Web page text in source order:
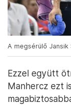
A megsérülő Jansik
Ezzel együtt
Manhercz ezt